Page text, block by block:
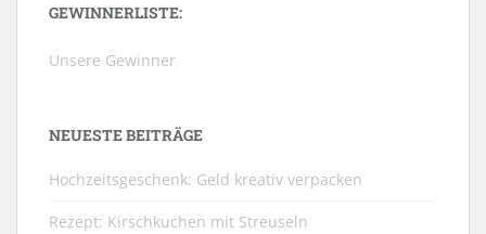
GEWINNERLISTE:
Unsere Gewinner
NEUESTE BEITRÄGE
Hochzeitsgeschenk: Geld kreativ verpacken
Rezept: Kirschkuchen mit Streuseln